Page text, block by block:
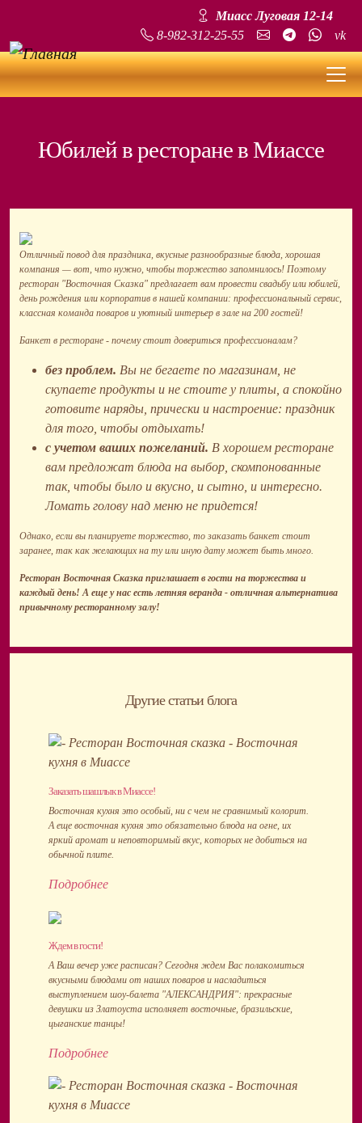
Миасс Луговая 12-14
Social8-982-312-25-55 vk
Юбилей в ресторане в Миассе
Отличный повод для праздника, вкусные разнообразные блюда, хорошая
компания — вот, что нужно, чтобы торжество запомнилось! Поэтому
ресторан "Восточная Сказка" предлагает вам провести свадьбу или юбилей,
день рождения или корпоратив в нашей компании: профессиональный сервис,
классная команда поваров и уютный интерьер в зале на 200 гостей!
Банкет в ресторане - почему стоит довериться профессионалам?
без проблем. Вы не бегаете по магазинам, не
скупаете продукты и не стоите у плиты, а спокойно
готовите наряды, прически и настроение: праздник
для того, чтобы отдыхать!
с учетом ваших пожеланий. В хорошем ресторане
вам предложат блюда на выбор, скомпонованные
так, чтобы было и вкусно, и сытно, и интересно.
Ломать голову над меню не придется!
Однако, если вы планируете торжество, то заказать банкет стоит
заранее, так как желающих на ту или иную дату может быть много.
Ресторан Восточная Сказка приглашает в гости на торжества и
каждый день! А еще у нас есть летняя веранда - отличная альтернатива
привычному ресторанному залу!
Другие статьи блога
Заказать шашлык в Миассе!
Восточная кухня это особый, ни с чем не сравнимый колорит.
А еще восточная кухня это обязательно блюда на огне, их
яркий аромат и неповторимый вкус, которых не добиться на
обычной плите.
Подробнее
Ждем в гости!
А Ваш вечер уже расписан? Сегодня ждем Вас полакомиться
вкусными блюдами от наших поваров и насладиться
выступлением шоу-балета "АЛЕКСАНДРИЯ": прекрасные
девушки из Златоуста исполняет восточные, бразильские,
цыганские танцы!
Подробнее